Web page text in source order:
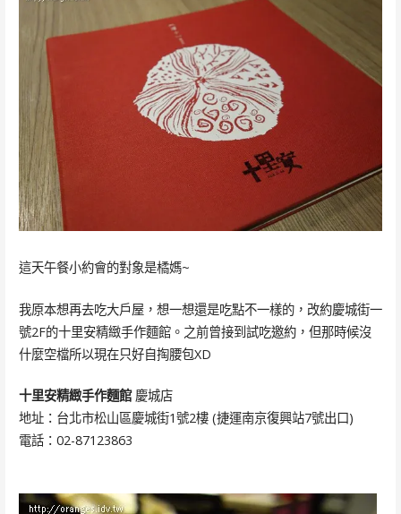
這天午餐小約會的對象是橘媽~
我原本想再去吃大戶屋，想一想還是吃點不一樣的，改約慶城街一
號2F的十里安精緻手作麵館。之前曾接到試吃邀約，但那時候沒
什麼空檔所以現在只好自掏腰包XD
十里安精緻手作麵館慶城店
地址：台北市松山區慶城街1號2樓 (捷運南京復興站7號出口)
電話：02-87123863